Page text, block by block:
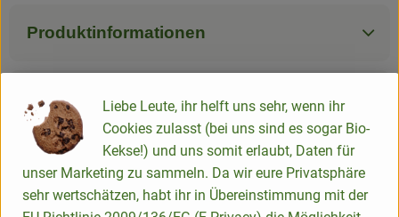
Produktinformationen
Zutaten
Produktdatenblatt
Liebe Leute, ihr helft uns sehr, wenn ihr
Cookies zulasst (bei uns sind es sogar Bio-
Kekse!) und uns somit erlaubt, Daten für
unser Marketing zu sammeln. Da wir eure Privatsphäre
sehr wertschätzen, habt ihr in Übereinstimmung mit der